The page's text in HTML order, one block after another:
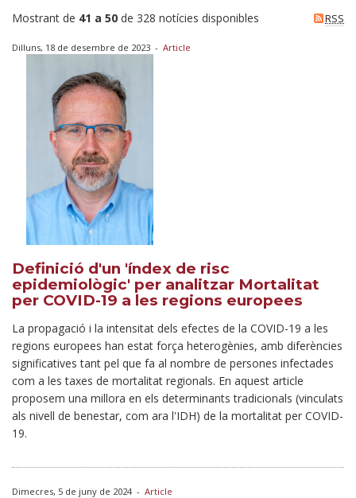
RSS
Mostrant de 41 a 50 de 328 notícies disponibles
Dilluns, 18 de desembre de 2023 - Article
Definició d'un 'índex de risc
epidemiològic' per analitzar Mortalitat
per COVID-19 a les regions europees
La propagació i la intensitat dels efectes de la COVID-19 a les
regions europees han estat força heterogènies, amb diferències
significatives tant pel que fa al nombre de persones infectades
com a les taxes de mortalitat regionals. En aquest article
proposem una millora en els determinants tradicionals (vinculats
als nivell de benestar, com ara l'IDH) de la mortalitat per COVID-
19.
Dimecres, 5 de juny de 2024- Article